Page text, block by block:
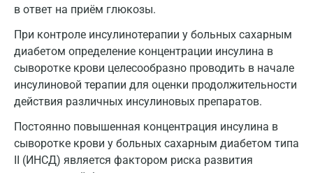
в ответ на приём глюкозы.
При контроле инсулинотерапии у больных сахарным
диабетом определение концентрации инсулина в
сыворотке крови целесообразно проводить в начале
инсулиновой терапии для оценки продолжительности
действия различных инсулиновых препаратов.
Постоянно повышенная концентрация инсулина в
сыворотке крови у больных сахарным диабетом типа
II (ИНСД) является фактором риска развития